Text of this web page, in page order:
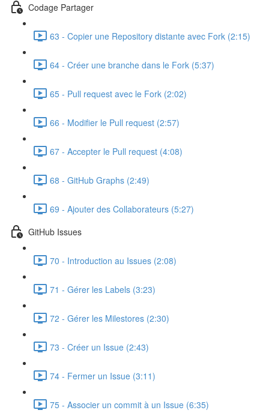
Codage Partager
63 - Copier une Repository distante avec Fork (2:15)
64 - Créer une branche dans le Fork (5:37)
65 - Pull request avec le Fork (2:02)
66 - Modifier le Pull request (2:57)
67 - Accepter le Pull request (4:08)
68 - GitHub Graphs (2:49)
69 - Ajouter des Collaborateurs (5:27)
GitHub Issues
70 - Introduction au Issues (2:08)
71 - Gérer les Labels (3:23)
72 - Gérer les Milestores (2:30)
73 - Créer un Issue (2:43)
74 - Fermer un Issue (3:11)
75 - Associer un commit à un Issue (6:35)